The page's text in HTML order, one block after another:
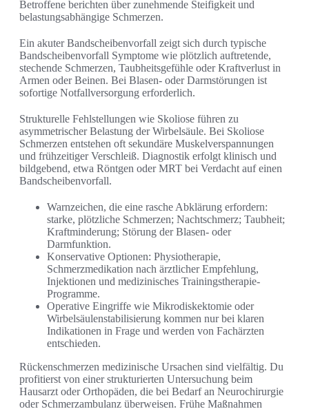
Betroffene berichten über zunehmende Steifigkeit und
belastungsabhängige Schmerzen.
Ein akuter Bandscheibenvorfall zeigt sich durch typische
Bandscheibenvorfall Symptome wie plötzlich auftretende,
stechende Schmerzen, Taubheitsgefühle oder Kraftverlust in
Armen oder Beinen. Bei Blasen- oder Darmstörungen ist
sofortige Notfallversorgung erforderlich.
Strukturelle Fehlstellungen wie Skoliose führen zu
asymmetrischer Belastung der Wirbelsäule. Bei Skoliose
Schmerzen entstehen oft sekundäre Muskelverspannungen
und frühzeitiger Verschleiß. Diagnostik erfolgt klinisch und
bildgebend, etwa Röntgen oder MRT bei Verdacht auf einen
Bandscheibenvorfall.
Warnzeichen, die eine rasche Abklärung erfordern:
starke, plötzliche Schmerzen; Nachtschmerz; Taubheit;
Kraftminderung; Störung der Blasen- oder
Darmfunktion.
Konservative Optionen: Physiotherapie,
Schmerzmedikation nach ärztlicher Empfehlung,
Injektionen und medizinisches Trainingstherapie-
Programme.
Operative Eingriffe wie Mikrodiskektomie oder
Wirbelsäulenstabilisierung kommen nur bei klaren
Indikationen in Frage und werden von Fachärzten
entschieden.
Rückenschmerzen medizinische Ursachen sind vielfältig. Du
profitierst von einer strukturierten Untersuchung beim
Hausarzt oder Orthopäden, die bei Bedarf an Neurochirurgie
oder Schmerzambulanz überweisen. Frühe Maßnahmen